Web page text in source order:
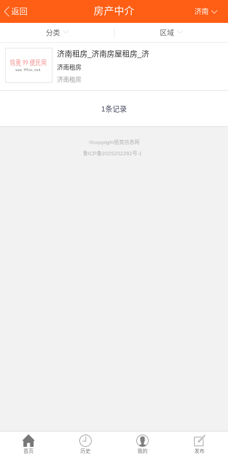
返回 济南
房产中介
首页 历史 我的 发布
分类 区域
济南租房_济南房屋租房_济
济南租房
济南租房
1条记录
©copyright铭竟信息网
鲁ICP备2025202282号-1